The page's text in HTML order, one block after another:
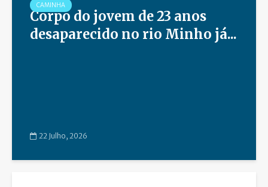
CAMINHA
Corpo do jovem de 23 anos
desaparecido no rio Minho já...
22 Julho, 2026